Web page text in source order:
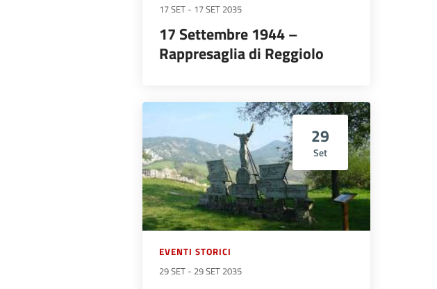
17 SET - 17 SET 2035
17 Settembre 1944 –
Rappresaglia di Reggiolo
29
Set
EVENTI STORICI
29 SET - 29 SET 2035